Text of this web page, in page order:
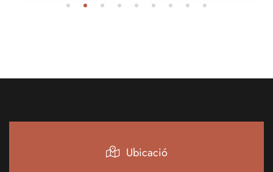
Ubicació